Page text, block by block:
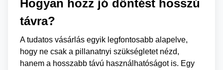
Hogyan hozz jó döntést hosszú
távra?
A tudatos vásárlás egyik legfontosabb alapelve,
hogy ne csak a pillanatnyi szükségletet nézd,
hanem a hosszabb távú használhatóságot is. Egy